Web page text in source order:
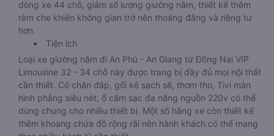
Đây là loại xe Đồng Nai An Phú - An Giang đáp ứng được
tiêu chí của nhiều khách hàng khó tính: chất lượng cao
nhưng giá cả phải chăng. Loại xe này được cải tiến từ các
dòng xe 44 chỗ, giảm số lượng giường nằm, thiết kế thêm
rèm che khiến không gian trở nên thoáng đãng và riêng tư
hơn.
Tiện ích
Loại xe giường nằm đi An Phú - An Giang từ Đồng Nai VIP
Limousine 32 - 34 chỗ này được trang bị đầy đủ mọi nội thất
cần thiết. Có chăn đắp, gối kê sạch sẽ, thơm tho, Tivi màn